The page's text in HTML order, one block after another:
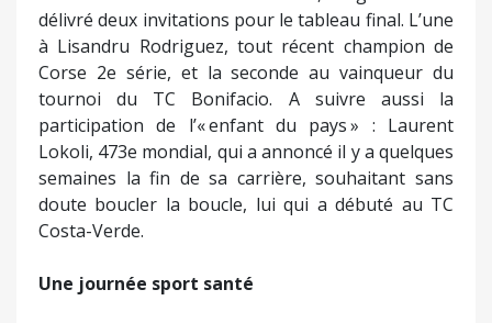
délivré deux invitations pour le tableau final. L’une
à Lisandru Rodriguez, tout récent champion de
Corse 2e série, et la seconde au vainqueur du
tournoi du TC Bonifacio. A suivre aussi la
participation de l’« enfant du pays » : Laurent
Lokoli, 473e mondial, qui a annoncé il y a quelques
semaines la fin de sa carrière, souhaitant sans
doute boucler la boucle, lui qui a débuté au TC
Costa-Verde.
Une journée sport santé